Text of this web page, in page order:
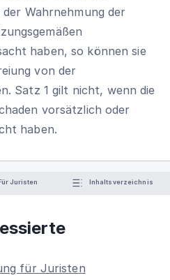
Wahrnehmung der
haben, so können sie
von der
Satz 1 gilt nicht, wenn die
vorsätzlich oder
haben.
Juristen Inhaltsverzeichnis
für Juristen